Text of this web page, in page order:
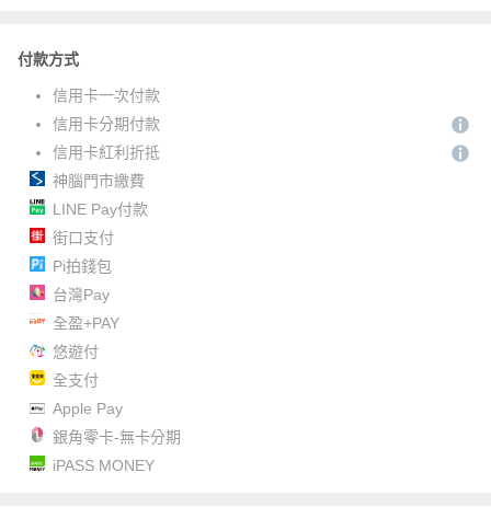
付款方式
信用卡一次付款
信用卡分期付款
信用卡紅利折抵
神腦門市繳費
LINE Pay付款
街口支付
Pi拍錢包
台灣Pay
全盈+PAY
悠遊付
全支付
Apple Pay
銀角零卡-無卡分期
iPASS MONEY